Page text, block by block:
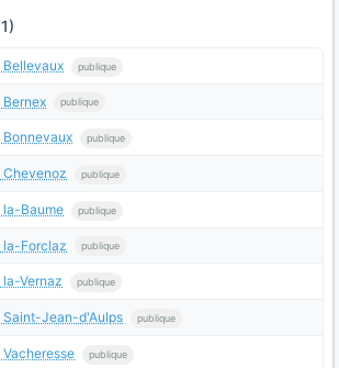
Bellevaux publique
Bernex publique
Bonnevaux publique
Chevenoz publique
la-Baume publique
la-Forclaz publique
la-Vernaz publique
Saint-Jean-d'Aulps publique
publique